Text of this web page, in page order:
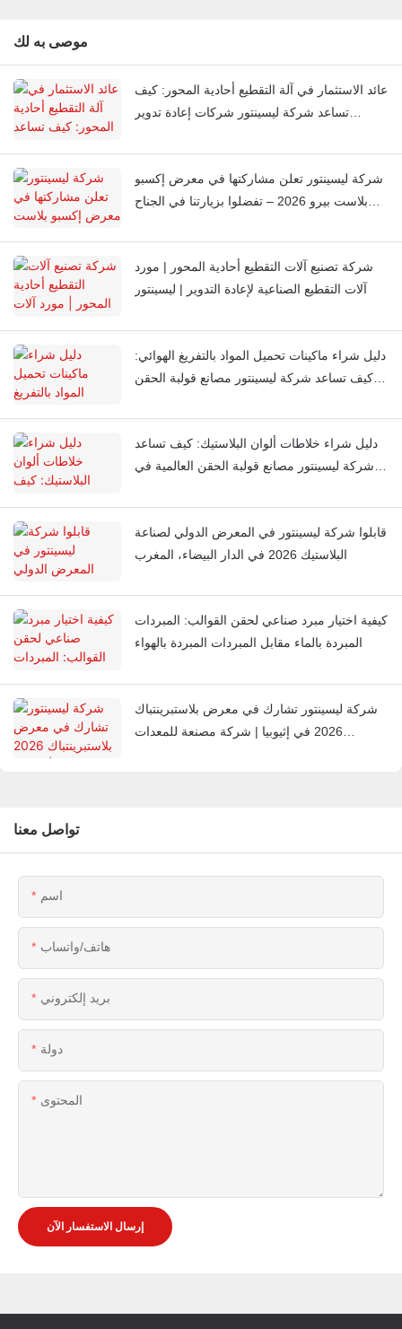
موصى به لك
عائد الاستثمار في آلة التقطيع أحادية المحور: كيف
تساعد شركة ليسينتور شركات إعادة تدوير
شركة ليسينتور تعلن مشاركتها في معرض إكسبو
بلاست بيرو 2026 – تفضلوا بزيارتنا في الجناح
شركة تصنيع آلات التقطيع أحادية المحور | مورد
آلات التقطيع الصناعية لإعادة التدوير | ليسينتور
دليل شراء ماكينات تحميل المواد بالتفريغ الهوائي:
كيف تساعد شركة ليسينتور مصانع قولبة الحقن
دليل شراء خلاطات ألوان البلاستيك: كيف تساعد
شركة ليسينتور مصانع قولبة الحقن العالمية في
قابلوا شركة ليسينتور في المعرض الدولي لصناعة
البلاستيك 2026 في الدار البيضاء، المغرب
كيفية اختيار مبرد صناعي لحقن القوالب: المبردات
المبردة بالماء مقابل المبردات المبردة بالهواء
شركة ليسينتور تشارك في معرض بلاستبرينتباك
2026 في إثيوبيا | شركة مصنعة للمعدات
تواصل معنا
اسم
هاتف/واتساب
بريد إلكتروني
دولة
المحتوى
إرسال الاستفسار الآن